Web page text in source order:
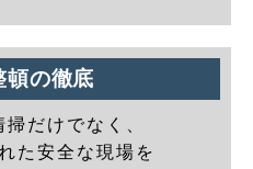
頓の徹底
だけでなく、
た安全な現場を